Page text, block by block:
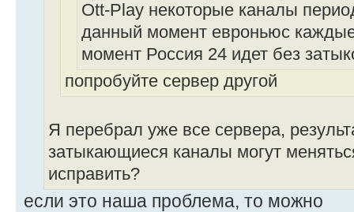
Ott-Play некоторые каналы
данный момент евроньюс
момент Россия 24 идет без
попробуйте сервер другой
Я перебрал уже все сервера,
затыкающиеся каналы могут
исправить?
если это наша проблема, то можно